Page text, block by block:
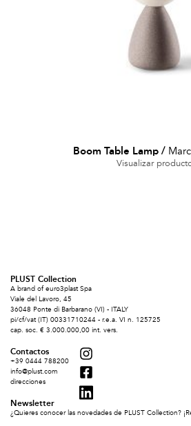
Boom Table Lamp /
Visualizar
PLUST Collection
A brand of euro3plast Spa
Viale del Lavoro, 45
36048 Ponte di Barbarano (VI) - ITALY
pi/cf/vat (IT) 00331710244 - r.e.a. VI n. 125725
cap. soc. € 3.000.000,00 int. vers.
Contactos
+39 0444 788200
info@plust.com
direcciones
Newsletter
¿Quieres conocer las novedades de PLUST Collection?